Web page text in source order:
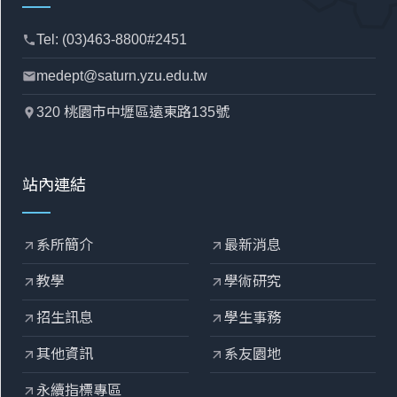
phoneTel: (03)463-8800#2451
mailmedept@saturn.yzu.edu.tw
location_pin320 桃園市中壢區遠東路135號
站內連結
arrow_outward 系所簡介 arrow_outward 最新消息
arrow_outward 教學 arrow_outward 學術研究
arrow_outward 招生訊息 arrow_outward 學生事務
arrow_outward 其他資訊 arrow_outward 系友園地
arrow_outward 永續指標專區